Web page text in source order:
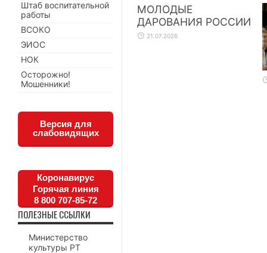
МОЛОДЫЕ
ДАРОВАНИЯ РОССИИ
21.07.2026
Штаб воспитательной
работы
ВСОКО
ЭИОС
НОК
Осторожно!
Мошенники!
Версия для
слабовидящих
Коронавирус
Горячая линия
8 800 707-85-72
ПОЛЕЗНЫЕ ССЫЛКИ
Министерство
культуры РТ